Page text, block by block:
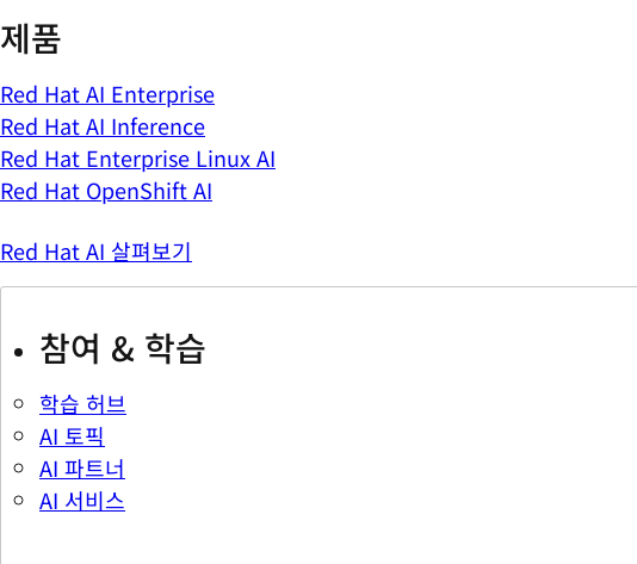
제품
Red Hat AI Enterprise
Red Hat AI Inference
Red Hat Enterprise Linux AI
Red Hat OpenShift AI
Red Hat AI 살펴보기
참여 & 학습
학습 허브
AI 토픽
AI 파트너
AI 서비스